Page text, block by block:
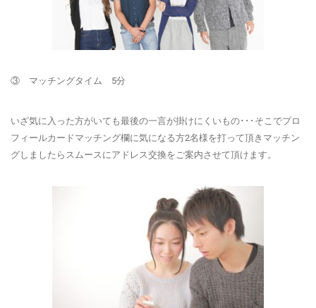
③ マッチングタイム 5分
いざ気に入った方がいても最後の一言が掛けにくいもの･･･そこでプロ
フィールカードマッチング欄に気になる方2名様を打って頂きマッチン
グしましたらスムースにアドレス交換をご案内させて頂けます。